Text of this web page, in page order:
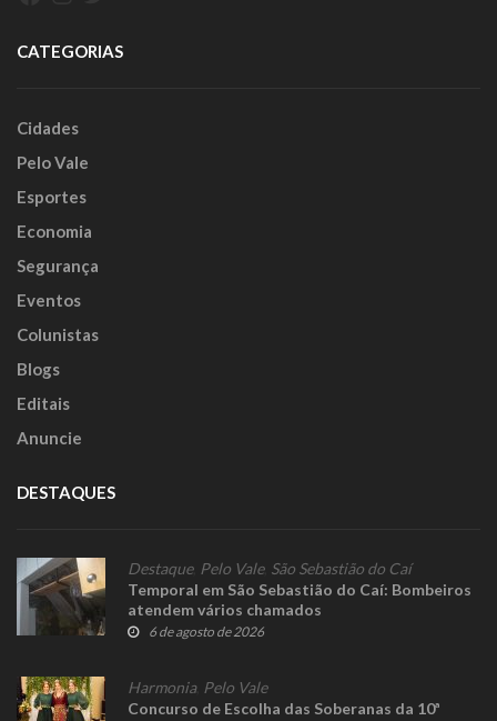
CATEGORIAS
Cidades
Pelo Vale
Esportes
Economia
Segurança
Eventos
Colunistas
Blogs
Editais
Anuncie
DESTAQUES
Destaque, Pelo Vale, São Sebastião do Caí
Temporal em São Sebastião do Caí: Bombeiros
atendem vários chamados
6 de agosto de 2026
Harmonia, Pelo Vale
Concurso de Escolha das Soberanas da 10ª